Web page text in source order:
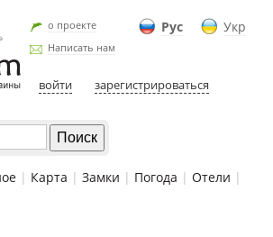
Рус Укр
о проекте
Написать нам
войти зарегистрироваться
| Карта | Замки | Погода | Отели |